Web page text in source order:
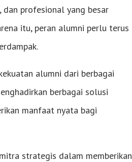
profesional yang besar
itu, peran alumni perlu terus
alumni dari berbagai
berbagai solusi
manfaat nyata bagi
strategis dalam memberikan